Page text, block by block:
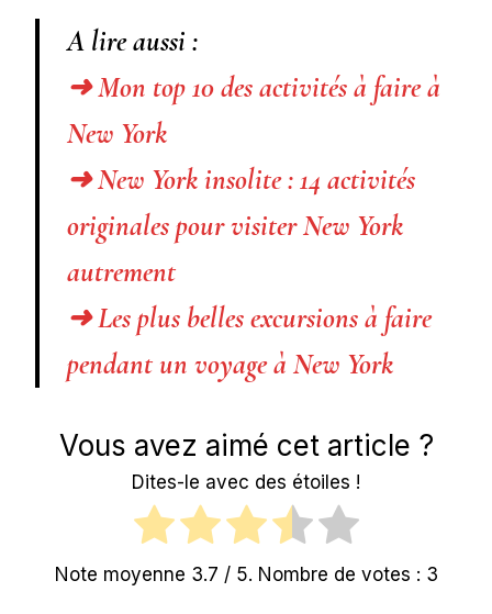
A lire aussi :
➜ Mon top 10 des activités à faire à
New York
➜ New York insolite : 14 activités
originales pour visiter New York
autrement
➜ Les plus belles excursions à faire
pendant un voyage à New York
Vous avez aimé cet article ?
Dites-le avec des étoiles !
Note moyenne 3.7 / 5. Nombre de votes : 3